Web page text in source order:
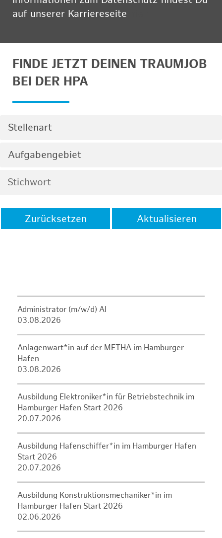
auf unserer Karriereseite
FINDE JETZT DEINEN TRAUMJOB
BEI DER HPA
Stellenart
Aufgabengebiet
Zurücksetzen Aktualisieren
Administrator (m/w/d) AI
03.08.2026
Anlagenwart*in auf der METHA im Hamburger
Hafen
03.08.2026
Ausbildung Elektroniker*in für Betriebstechnik im
Hamburger Hafen Start 2026
20.07.2026
Ausbildung Hafenschiffer*in im Hamburger Hafen
Start 2026
20.07.2026
Ausbildung Konstruktionsmechaniker*in im
Hamburger Hafen Start 2026
02.06.2026